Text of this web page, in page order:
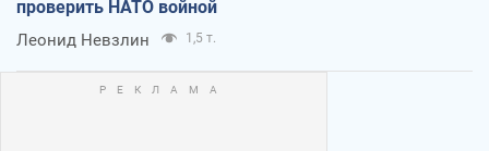
проверить НАТО войной
Леонид Невзлин 1,5 т.